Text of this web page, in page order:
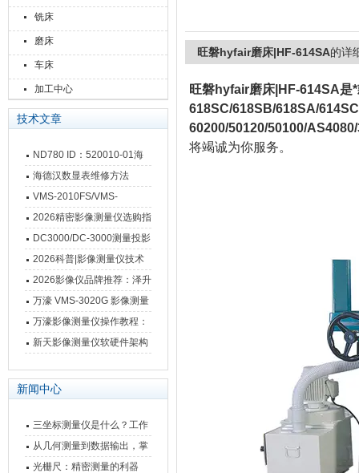
铣床
磨床
车床
加工中心
技术文章
ND780 ID：520010-01海
德汉数显表故障维修内容
海德汉数显表维修方法
VMS-2010FS/VMS-
3020FS/VMS-4030FS手动
影像测量仪技术参数
2026精密影像测量仪选购指
南 靠谱品牌一站式选型推荐
DC3000/DC-3000测量投影
仪万濠数据处理器数显表故
障维修方法
2026科普|影像测量仪技术
原理、分类及选型应用
2026影像仪品牌推荐：泽升
影像测量仪选型指南
万濠 VMS-3020G 影像测量
仪技术规格与应用解析
万濠影像测量仪操作教程：
从开机到出报告，新手也能
新天影像测量仪软硬件架构
新闻中心
三坐标测量仪是什么？工作
原理、分类与核心功能一次
讲清
从几何测量到数据输出，掌
握万濠影像测量仪的六大核
光栅尺：精密测量的利器
旺磐hyfair磨床|HF-614SA的详
旺磐hyfair磨床|HF-614SA是
618SC/618SB/618SA/
60200/50120/50100/
将竭诚为你服务。